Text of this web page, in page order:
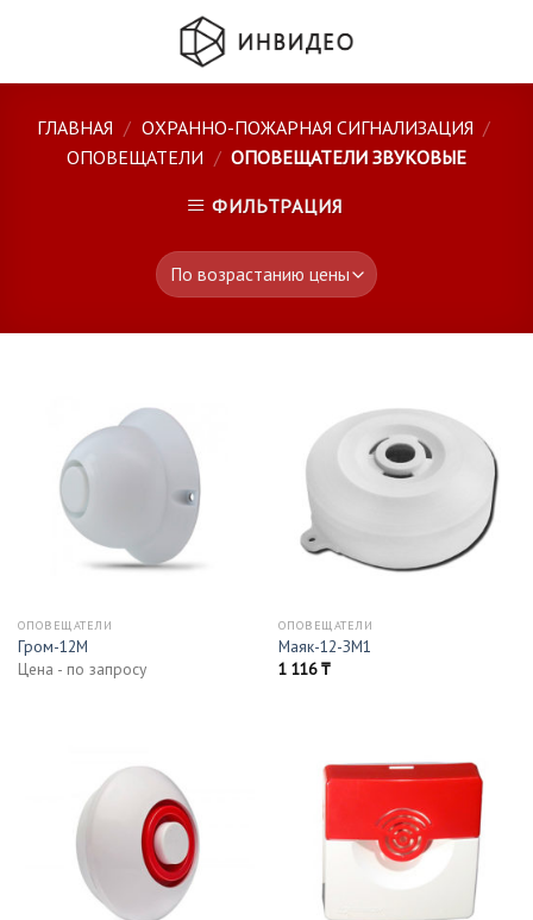
ГЛАВНАЯ / ОХРАННО-ПОЖАРНАЯ СИГНАЛИЗАЦИЯ /
ОПОВЕЩАТЕЛИ / ОПОВЕЩАТЕЛИ ЗВУКОВЫЕ
ФИЛЬТРАЦИЯ
ОПОВЕЩАТЕЛИ
Гром-12М
Цена - по запросу
ОПОВЕЩАТЕЛИ
Маяк-12-ЗМ1
1 116₸